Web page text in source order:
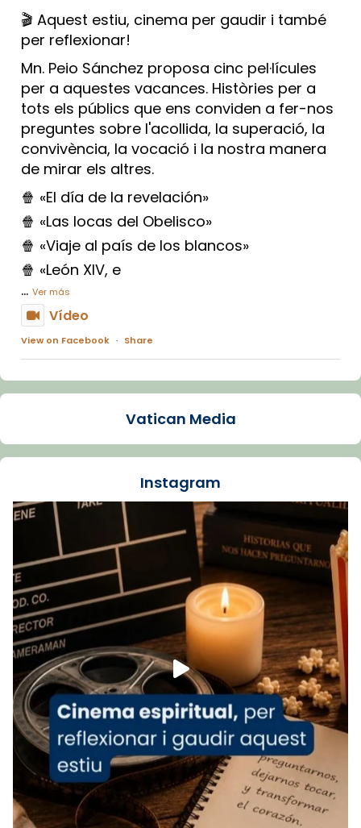
🎬 Aquest estiu, cinema per gaudir i també
per reflexionar!
Mn. Peio Sánchez proposa cinc pel·lícules
per a aquestes vacances. Històries per a
tots els públics que ens conviden a fer-nos
preguntes sobre l'acollida, la superació, la
convivència, la vocació i la nostra manera
de mirar els altres.
🍿 «El día de la revelación»
🍿 «Las locas del Obelisco»
🍿 «Viaje al país de los blancos»
🍿 «León XIV, e
... Ver más
Vídeo
View on Facebook · Share
Arquebisbat de Barcelona
La Carmina va patir depressió. Fa gairebé
dos mesos, a l'Estadi Lluís Companys, la
Recupera l'entrevista comp
Vatican
tican News 👇
www.vaticannews.va/es/iglesia/news/2026-
07/carmina-historia-depresion-papa-viaje-
espana-testimoni...
Foto
View on Facebook · Share
Arquebisbat de Barcelona
2 weeks ago
«Avui les santes Juliana i Semproniana ens
ajuden a alçar la mirada»
Mons. Sergi Gordo, bisbe de Tortosa, ha
presidit aquest 27 de juliol la missa de Les
Vatican Media
Instagram